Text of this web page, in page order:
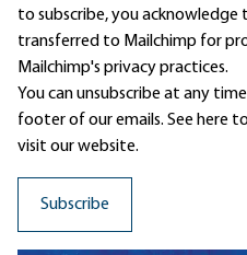
to subscribe, you
transferred to Mailchimp for
Mailchimp's privacy practices.
You can unsubscribe at any
footer of our emails. See here
visit our website.